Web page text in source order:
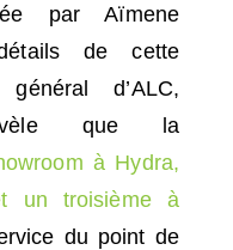
par Aïmene
de cette
d’ALC,
que la
à Hydra,
un troisième à
du point de